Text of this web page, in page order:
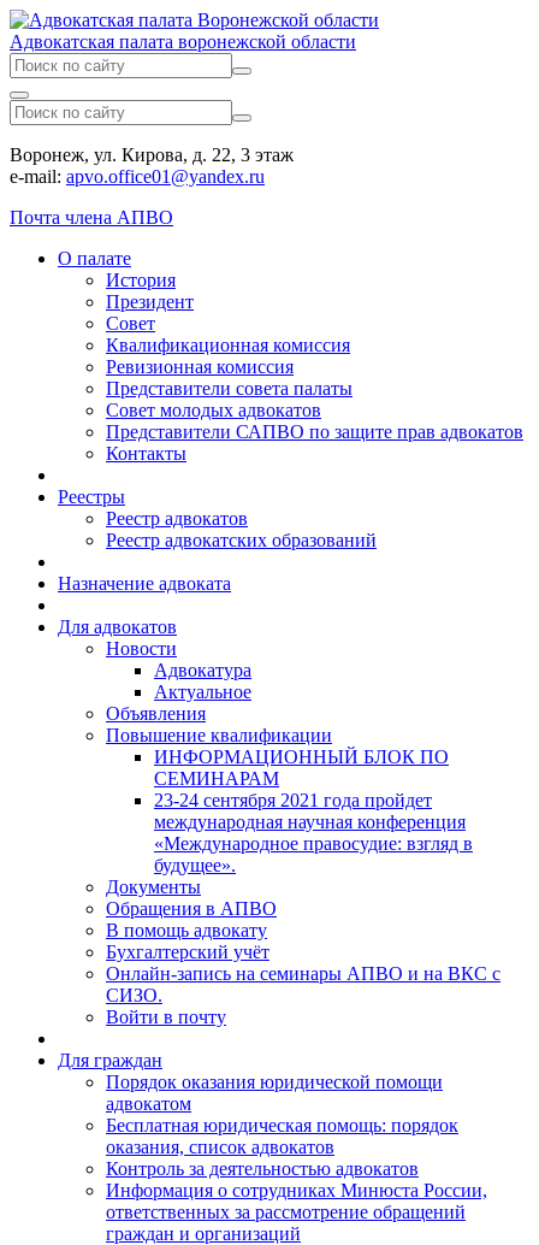
Адвокатская палата воронежской области
Воронеж, ул. Кирова, д. 22, 3 этаж
e-mail: apvo.office01@yandex.ru
Почта члена АПВО
О палате
История
Президент
Совет
Квалификационная комиссия
Ревизионная комиссия
Представители совета палаты
Совет молодых адвокатов
Представители САПВО по защите прав адвокатов
Контакты
Реестры
Реестр адвокатов
Реестр адвокатских образований
Назначение адвоката
Для адвокатов
Новости
Адвокатура
Актуальное
Объявления
Повышение квалификации
ИНФОРМАЦИОННЫЙ БЛОК ПО
СЕМИНАРАМ
23-24 сентября 2021 года пройдет
международная научная конференция
«Международное правосудие: взгляд в
будущее».
Документы
Обращения в АПВО
В помощь адвокату
Бухгалтерский учёт
Онлайн-запись на семинары АПВО и на ВКС с
СИЗО.
Войти в почту
Для граждан
Порядок оказания юридической помощи
адвокатом
Бесплатная юридическая помощь: порядок
оказания, список адвокатов
Контроль за деятельностью адвокатов
Информация о сотрудниках Минюста России,
ответственных за рассмотрение обращений
граждан и организаций